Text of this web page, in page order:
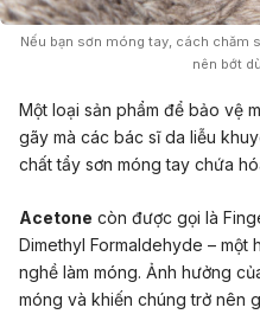
Nếu bạn sơn móng tay, cách chăm
nên bớt
Một loại sản phẩm để bảo vệ
gãy mà các bác sĩ da liễu
chất tẩy sơn móng tay chứa
Acetone còn được gọi là
Dimethyl Formaldehyde –
nghề làm móng. Ảnh hưởng
móng và khiến chúng trở nên